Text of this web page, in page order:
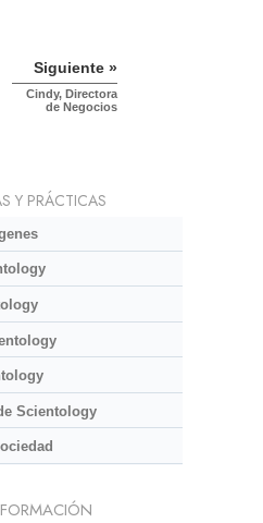
Siguiente »
Cindy, Directora
de Negocios
Y PRÁCTICAS
Scientology